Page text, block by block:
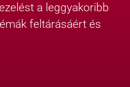
a leggyakoribb
feltárásáért és